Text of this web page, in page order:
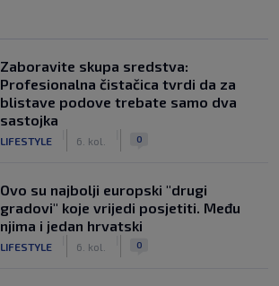
Zaboravite skupa sredstva:
Profesionalna čistačica tvrdi da za
blistave podove trebate samo dva
sastojka
LIFESTYLE 6. kol. 0
Ovo su najbolji europski "drugi
gradovi" koje vrijedi posjetiti. Među
njima i jedan hrvatski
LIFESTYLE 6. kol. 0